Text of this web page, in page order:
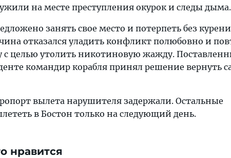
на месте преступления окурок и следы дыма.
занять свое место и потерпеть без
отказался уладить конфликт полюбовно и
с целью утолить никотиновую жажду.
командир корабля принял решение вернуть
вылета нарушителя задержали. Остальные
в Бостон только на следующий день.
нравится